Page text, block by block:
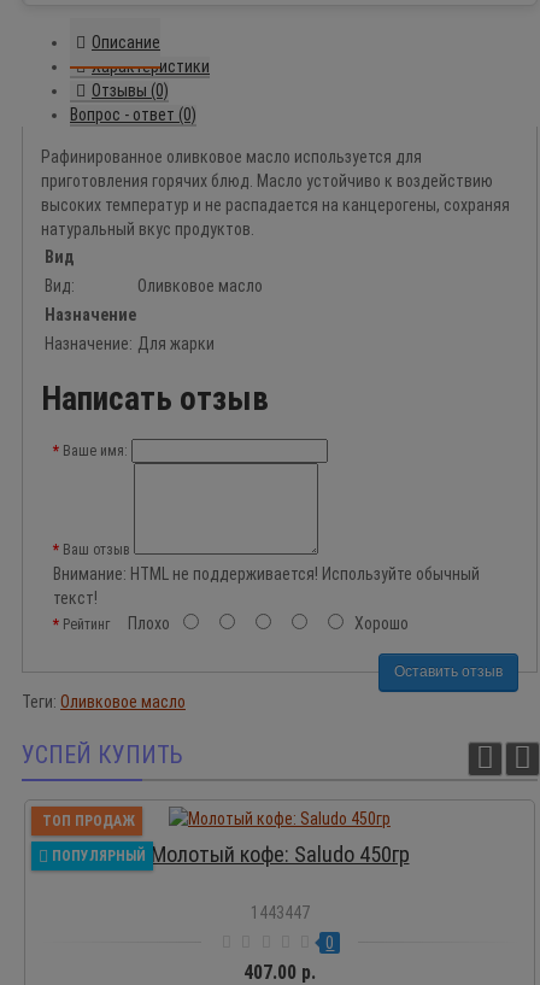
Описание
Характеристики
Отзывы (0)
Вопрос - ответ (0)
Рафинированное оливковое масло используется для
приготовления горячих блюд. Масло устойчиво к воздействию
высоких температур и не распадается на канцерогены, сохраняя
натуральный вкус продуктов.
Вид
Вид:
Оливковое масло
Назначение
Назначение: Для жарки
Написать отзыв
Ваше имя:
Ваш отзыв
Внимание: HTML не поддерживается! Используйте обычный
текст!
Рейтинг Плохо Хорошо
Оставить отзыв
Теги: Оливковое масло
УСПЕЙ КУПИТЬ
ТОП ПРОДАЖ
ПОПУЛЯРНЫЙ Молотый кофе: Saludo 450гр
1443447
0
407.00 р.